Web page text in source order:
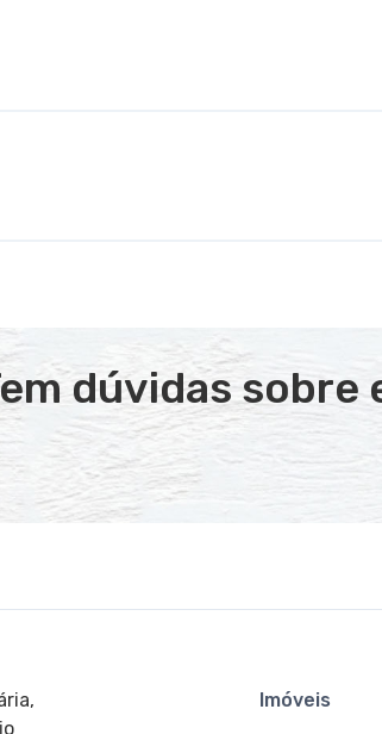
dúvidas sobre
Imóveis